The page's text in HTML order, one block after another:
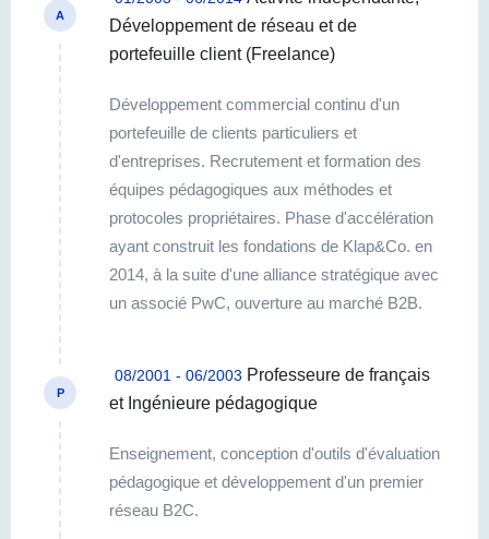
A
Développement de réseau et de
portefeuille client (Freelance)
Développement commercial continu d'un
portefeuille de clients particuliers et
d'entreprises. Recrutement et formation des
équipes pédagogiques aux méthodes et
protocoles propriétaires. Phase d'accélération
ayant construit les fondations de Klap&Co. en
2014, à la suite d'une alliance stratégique avec
un associé PwC, ouverture au marché B2B.
P
08/2001 - 06/2003 Professeure de français
et Ingénieure pédagogique
Enseignement, conception d'outils d'évaluation
pédagogique et développement d'un premier
réseau B2C.